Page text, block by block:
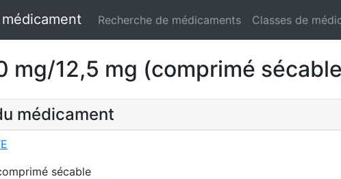
Recherche de médicaments Classes de
mg/12,5 mg (comprimé
médicament
sécable